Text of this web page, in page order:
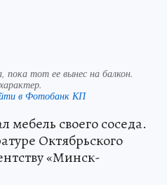
пока тот ее вынес на балкон.
в Фотобанк КП
своего соседа.
Октябрьского
«Минск-